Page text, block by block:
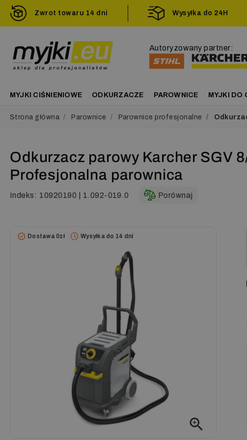
Zwrot towaru 14 dni Wysyłka do 24H
Autoryzowany partner:
MYJKI CIŚNIENIOWE ODKURZACZE PAROWNICE MYJKI DO
Strona główna Parownice Parownice profesjonalne
Odkurzacz parowy Karcher SGV
Profesjonalna parownica
Indeks: 10920190 | 1.092-019.0 Porównaj
Dostawa 0zł Wysyłka do 14 dni
zoom_in